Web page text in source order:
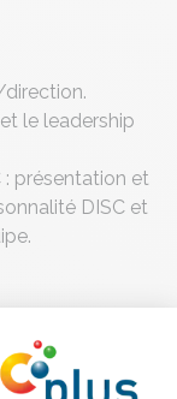
direction.
le leadership
: présentation et
DISC et